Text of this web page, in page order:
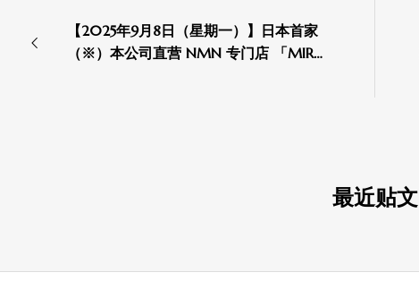
【2025年9月8日（星期一）】日本首家
（※）本公司直营 NMN 专门店 「MIRAI
最近贴文